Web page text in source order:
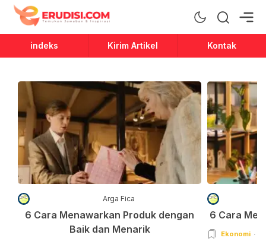
Erudisi
Temukan Jawaban dan Inspirasi
indeks Kirim Artikel Kontak
Arga Fica
6 Cara Menawarkan Produk dengan
Baik dan Menarik
6 Cara
Ekonomi